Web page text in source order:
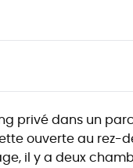
privé dans un
ouverte au rez-
il y a deux